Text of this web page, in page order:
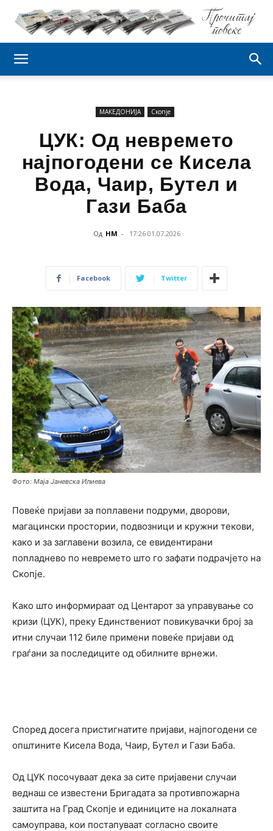
МАКЕДОНИЈА Скопје
ЦУК: Од невремето
најпогодени се Кисела
Вода, Чаир, Бутел и
Гази Баба
Од НМ - 17:26 01.07.2026
Facebook Twitter
Фото: Маја Јаневска Илиева
Повеќе пријави за поплавени подруми, дворови,
магацински простории, подвозници и кружни текови,
како и за заглавени возила, се евидентирани
попладнево по невремето што го зафати подрачјето на
Скопје.
Како што информираат од Центарот за управување со
кризи (ЦУК), преку Единствениот повикувачки број за
итни случаи 112 биле примени повеќе пријави од
граѓани за последиците од обилните врнежи.
Според досега пристигнатите пријави, најпогодени се
општините Кисела Вода, Чаир, Бутел и Гази Баба.
Од ЦУК посочуваат дека за сите пријавени случаи
веднаш се известени Бригадата за противпожарна
заштита на Град Скопје и единиците на локалната
самоуправа, кои постапуваат согласно своите